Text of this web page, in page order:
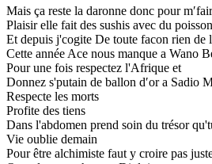
Mais ça reste la daronne donc pour
Plaisir elle fait des sushis avec du
Et depuis j'cogite De toute facon rien de
Cette année Ace nous manque a Wano
Pour une fois respectez l'Afrique et
Donnez s'putain de ballon d′or a Sadio
Respecte les morts
Profite des tiens
Dans l'abdomen prend soin du trésor
Vie oublie demain
Pour être alchimiste faut y croire pas